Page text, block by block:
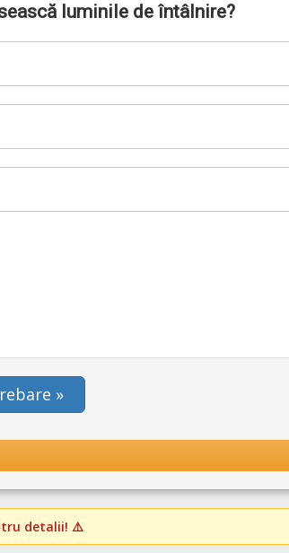
luminile de întâlnire?
»
detalii! ⚠️